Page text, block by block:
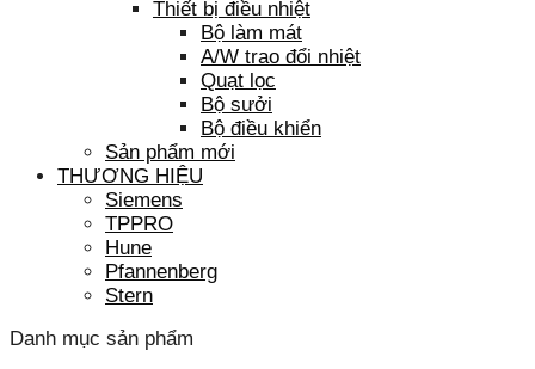
Thiết bị điều nhiệt
Bộ làm mát
A/W trao đổi nhiệt
Quạt lọc
Bộ sưởi
Bộ điều khiển
Sản phẩm mới
THƯƠNG HIỆU
Siemens
TPPRO
Hune
Pfannenberg
Stern
Danh mục sản phẩm